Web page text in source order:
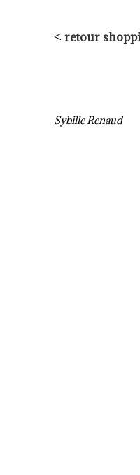
< retour
Sybille Renaud